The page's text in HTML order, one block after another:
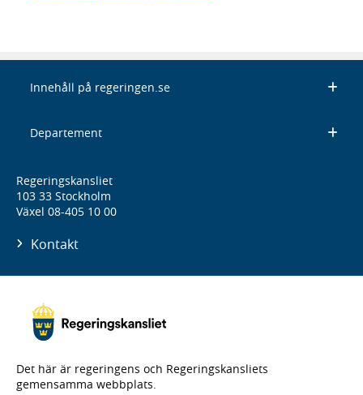
Innehåll på regeringen.se
Departement
Regeringskansliet
103 33 Stockholm
Växel 08-405 10 00
Kontakt
Det här är regeringens och Regeringskansliets
gemensamma webbplats.